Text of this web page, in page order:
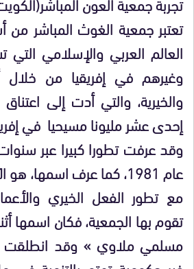
تعتبر جمعية الغوث المباشر
العالم العربي والإسلامي
وغيرهم في إفريقيا من خلال
والخيرية، والتي أدت إلى
إحدى عشر مليونا مسيحيا في
وقد عرفت تطورا كبيرا عبر
عام 1981، كما عرف اسمها،
مع تطور الفعل الخيري
تقوم بها الجمعية، فكان اسمها
مسلمي ملاوي » وقد